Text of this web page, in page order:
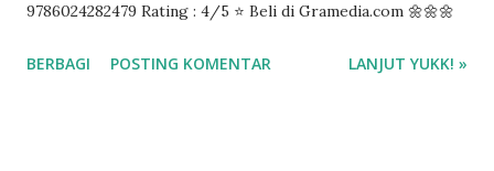
9786024282479 Rating : 4/5 ⭐ Beli di Gramedia.com 🌼🌼🌼
BERBAGI POSTING KOMENTAR LANJUT YUKK! »